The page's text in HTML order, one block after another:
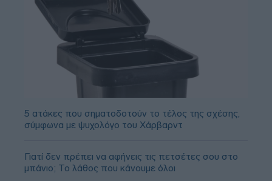
5 ατάκες που σηματοδοτούν το τέλος της σχέσης,
σύμφωνα με ψυχολόγο του Χάρβαρντ
Γιατί δεν πρέπει να αφήνεις τις πετσέτες σου στο
μπάνιο; Το λάθος που κάνουμε όλοι